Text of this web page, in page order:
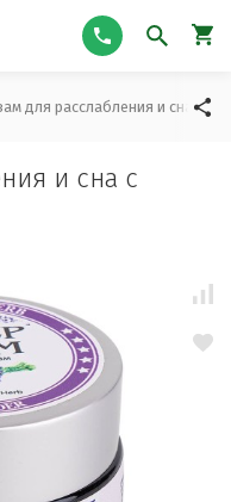
для расслабления и сна с
и сна с